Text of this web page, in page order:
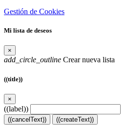
Gestión de Cookies
Mi lista de deseos
×
add_circle_outline Crear nueva lista
((title))
×
((label))
((cancelText)) ((createText))